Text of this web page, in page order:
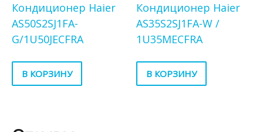
Кондиционер Haier
AS50S2SJ1FA-
G/1U50JECFRA
В КОРЗИНУ
Кондиционер Haier
AS35S2SJ1FA-W /
1U35MECFRA
В КОРЗИНУ